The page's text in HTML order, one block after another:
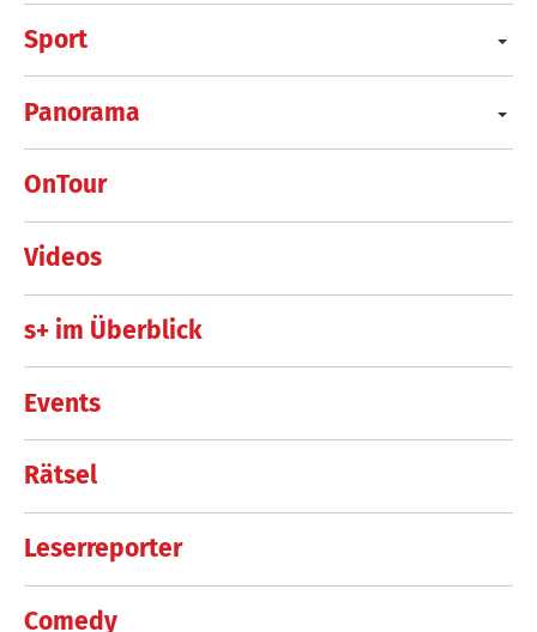
Sport
Panorama
OnTour
Videos
s+ im Überblick
Events
Rätsel
Leserreporter
Comedy